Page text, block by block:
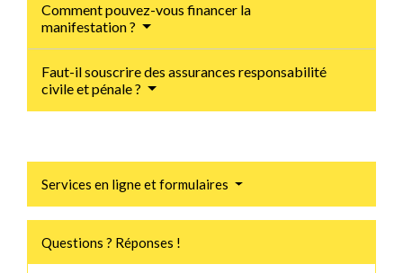
Comment pouvez-vous financer la
manifestation ?
Faut-il souscrire des assurances responsabilité
civile et pénale ?
Services en ligne et formulaires
Questions ? Réponses !